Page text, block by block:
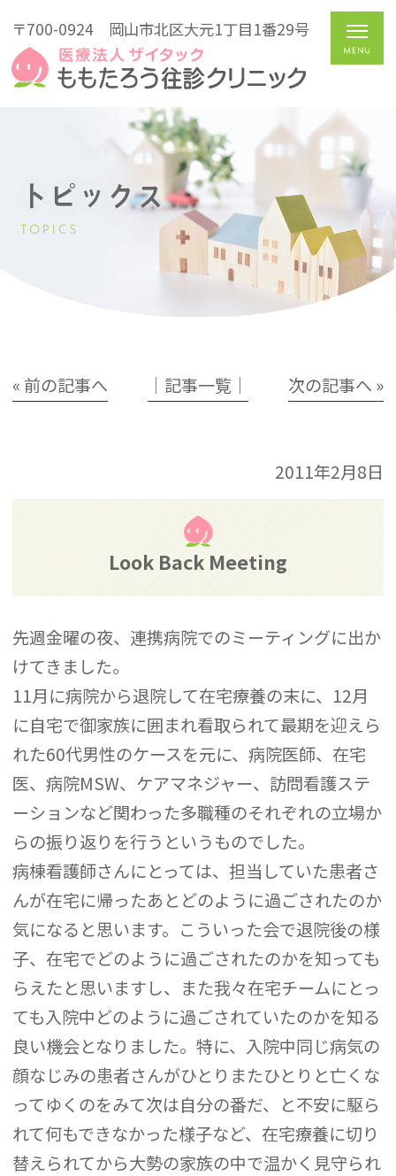
〒700-0924 岡山市北区大元1丁目1番29号
トピックス
TOPICS
« 前の記事へ │記事一覧│ 次の記事へ »
2011年2月8日
Look Back Meeting
先週金曜の夜、連携病院でのミーティングに出か
けてきました。
11月に病院から退院して在宅療養の末に、12月
に自宅で御家族に囲まれ看取られて最期を迎えら
れた60代男性のケースを元に、病院医師、在宅
医、病院MSW、ケアマネジャー、訪問看護ステ
ーションなど関わった多職種のそれぞれの立場か
らの振り返りを行うというものでした。
病棟看護師さんにとっては、担当していた患者さ
んが在宅に帰ったあとどのように過ごされたのか
気になると思います。こういった会で退院後の様
子、在宅でどのように過ごされたのかを知っても
らえたと思いますし、また我々在宅チームにとっ
ても入院中どのように過ごされていたのかを知る
良い機会となりました。特に、入院中同じ病気の
顔なじみの患者さんがひとりまたひとりと亡くな
ってゆくのをみて次は自分の番だ、と不安に駆ら
れて何もできなかった様子など、在宅療養に切り
替えられてから大勢の家族の中で温かく見守られ